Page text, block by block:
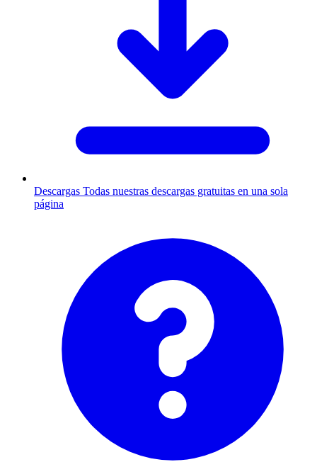
Descargas Todas nuestras descargas gratuitas en una sola
página